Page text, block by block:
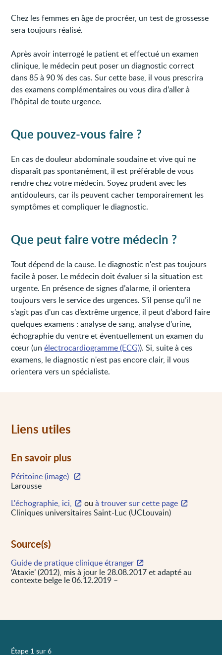
Chez les femmes en âge de procréer, un test de grossesse
sera toujours réalisé.
Après avoir interrogé le patient et effectué un examen
clinique, le médecin peut poser un diagnostic correct
dans 85 à 90 % des cas. Sur cette base, il vous prescrira
des examens complémentaires ou vous dira d’aller à
l’hôpital de toute urgence.
Que pouvez-vous faire ?
En cas de douleur abdominale soudaine et vive qui ne
disparaît pas spontanément, il est préférable de vous
rendre chez votre médecin. Soyez prudent avec les
antidouleurs, car ils peuvent cacher temporairement les
symptômes et compliquer le diagnostic.
Que peut faire votre médecin ?
Tout dépend de la cause. Le diagnostic n'est pas toujours
facile à poser. Le médecin doit évaluer si la situation est
urgente. En présence de signes d’alarme, il orientera
toujours vers le service des urgences. S’il pense qu’il ne
s’agit pas d'un cas d’extrême urgence, il peut d’abord faire
quelques examens : analyse de sang, analyse d’urine,
échographie du ventre et éventuellement un examen du
cœur (unélectrocardiogramme (ECG)). Si, suite à ces
examens, le diagnostic n'est pas encore clair, il vous
orientera vers un spécialiste.
Liens utiles
En savoir plus
Péritoine (image)
Larousse
L'échographie, ici,
ouà trouver sur cette page
Cliniques universitaires Saint-Luc (UCLouvain)
Source(s)
Guide de pratique clinique étranger
‘Ataxie’ (2012), mis à jour le 28.08.2017 et adapté au
contexte belge le 06.12.2019 –
Étape 1 sur 6